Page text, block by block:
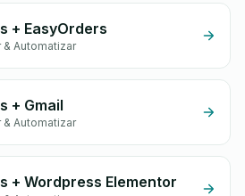
+ EasyOrders
& Automatizar
+ Gmail
& Automatizar
+ Wordpress Elementor